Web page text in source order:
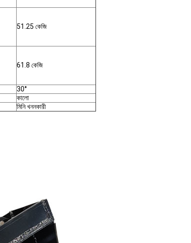
51.25 কেজি
61.8 কেজি
30°
কালো
মিনি খননকারী